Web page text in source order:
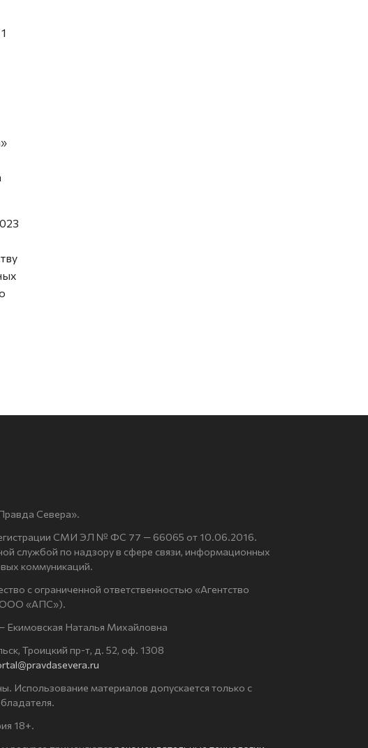
Севера».
СМИ ЭЛ № ФС 77 — 66065 от 10.06.2016.
службой по надзору в сфере связи, информационных
коммуникаций.
с ограниченной ответственностью «Агентство
«АПС»).
Екимовская Наталья Михайловна
Троицкий пр-т, д. 52, оф. 1308
Использование материалов допускается только с
18+.